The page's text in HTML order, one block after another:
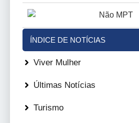
ÍNDICE DE NOTÍCIAS
Viver Mulher
Últimas Notícias
Turismo